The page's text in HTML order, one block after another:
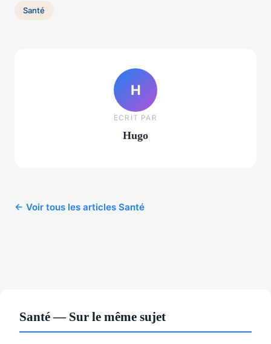
Santé
H
ECRIT PAR
Hugo
← Voir tous les articles Santé
Santé — Sur le même sujet